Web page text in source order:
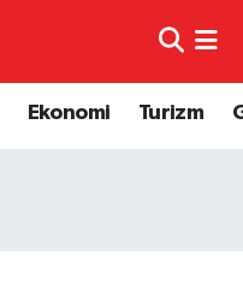
Ekonomi Turizm